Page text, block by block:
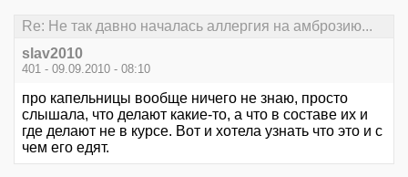
Re: Не так давно началась аллергия на амброзию...
slav2010
401 - 09.09.2010 - 08:10
про капельницы вообще ничего не знаю, просто
слышала, что делают какие-то, а что в составе их и
где делают не в курсе. Вот и хотела узнать что это и с
чем его едят.